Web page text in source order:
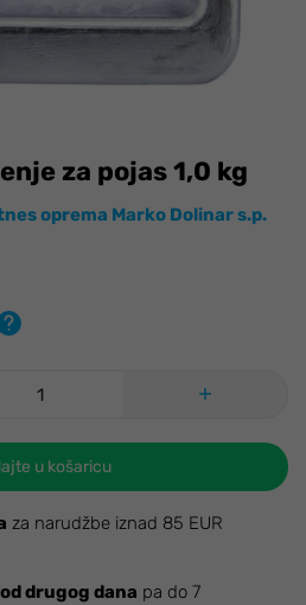
za pojas 1,0 kg
oprema Marko Dolinar s.p.
u košaricu
za narudžbe iznad 85 EUR
drugog dana pa do 7